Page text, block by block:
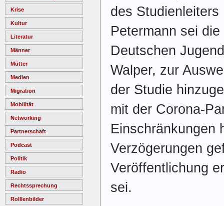
Krise
Kultur
Literatur
Männer
Mütter
Medien
Migration
Mobilität
Networking
Partnerschaft
Podcast
Politik
Radio
Rechtssprechung
Rolllenbilder
des
Petermann sei
Deutschen
Walper, zur
der Studie
mit der Corona-
Einschränkungen
Verzögerungen
Veröffentlichung
sei.